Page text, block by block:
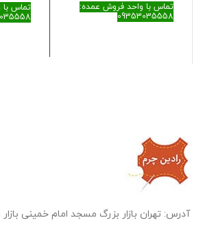
تماس با واحد فروش عمده:
09353035558
تماس
آدرس: تهران بازار بزرگ مسجد امام خمینی بازار